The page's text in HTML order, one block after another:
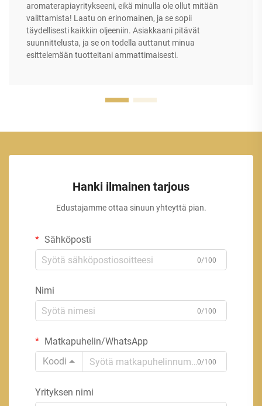
aromaterapiayritykseeni, eikä minulla ole ollut mitään
valittamista! Laatu on erinomainen, ja se sopii
täydellisesti kaikkiin oljeeniin. Asiakkaani pitävät
suunnittelusta, ja se on todella auttanut minua
esittelemään tuotteitani ammattimaisesti.
Hanki ilmainen tarjous
Edustajamme ottaa sinuun yhteyttä pian.
Sähköposti
0/100
Nimi
0/100
Matkapuhelin/WhatsApp
Koodi
0/100
Yrityksen nimi